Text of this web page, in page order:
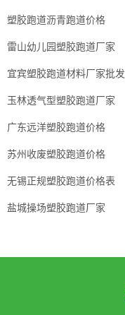
塑胶跑道沥青跑道价格
雷山幼儿园塑胶跑道厂家
宜宾塑胶跑道材料厂家批发
玉林透气型塑胶跑道厂家
广东远洋塑胶跑道价格
苏州收废塑胶跑道价格
无锡正规塑胶跑道价格表
盐城操场塑胶跑道厂家